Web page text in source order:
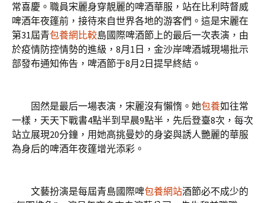
常喜慶。職員宋麗身穿靚麗的啤酒華服，站在比利時督威
啤酒年夜篷前，接待來自世界各地的游客們。這是宋麗在
第31屆青包養網比較島國際啤酒節上的最后一次表演，由
於疫情防控情勢的進級，8月1日，金沙岸啤酒城現場批示
部發布通知佈告，啤酒節于8月2日提早終結。
固然是最后一場表演，宋麗沒有懶惰。她包養如往常
一樣，天天下戰書4點半到早晨9點半，先后登臺8次，每次
站立展現20分鐘，用她高挑曼妙的身姿與誘人艷麗的華服
為身后的啤酒年夜篷增光添彩。
文藝扮演是每屆青島國際啤包養網站酒節必不成少的